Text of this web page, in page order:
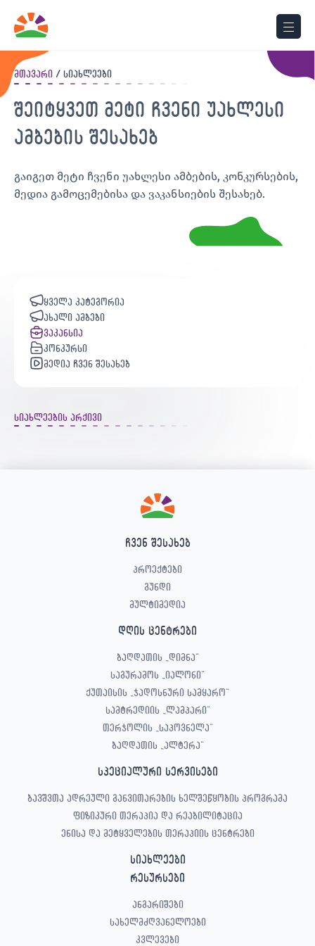
მთავარი სიახლეები
შეიტყვეთ მეტი ჩვენი უახლესი
ამბების შესახებ
გაიგეთ მეტი ჩვენი უახლესი ამბების, კონკურსების,
მედია გამოცემებისა და ვაკანსიების შესახებ.
ყველა კატეგორია
ახალი ამბები
ვაკანსია
კონკურსი
მედია ჩვენ შესახებ
სიახლეების არქივი
ჩვენ შესახებ
პროექტები
გუნდი
მულტიმედია
დღის ცენტრები
ბაღდათის „დიმნა“
საგურამოს „იალონი“
ქუთაისის „ჯადოსნური სამყარო“
სამტრედიის „ლამპარი“
თერჯოლის „საპოვნელა“
ბაღდათის „ალტერა“
სპეციალური სერვისები
ბავშვთა ადრეული განვითარების ხელშეწყობის პროგრამა
ფიზიკური თერაპია და რეაბილიტაცია
ენისა და მეტყველების თერაპიის ცენტრები
სიახლეები
რესურსები
ანგარიშები
სახელმძღვანელოები
კვლევები